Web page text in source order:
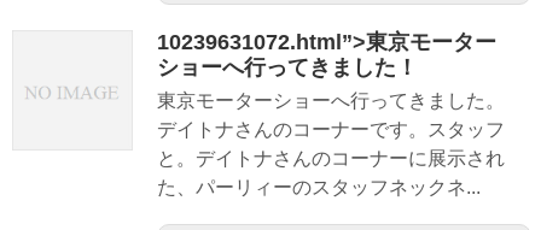
10239631072.html”>東京モーター
ショーへ行ってきました！
東京モーターショーへ行ってきました。
デイトナさんのコーナーです。スタッフ
と。デイトナさんのコーナーに展示され
た、パーリィーのスタッフネックネ...